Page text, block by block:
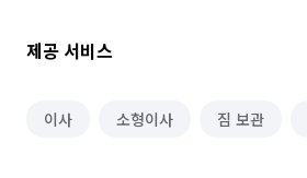
제공 서비스
이사 소형이사 짐 보관